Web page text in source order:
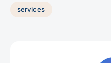
services